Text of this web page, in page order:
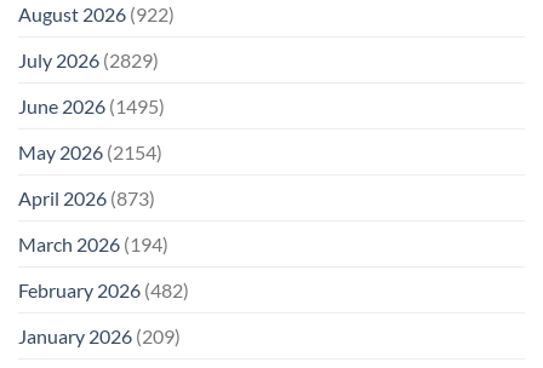
August 2026 (922)
July 2026 (2829)
June 2026 (1495)
May 2026 (2154)
April 2026 (873)
March 2026 (194)
February 2026 (482)
January 2026 (209)